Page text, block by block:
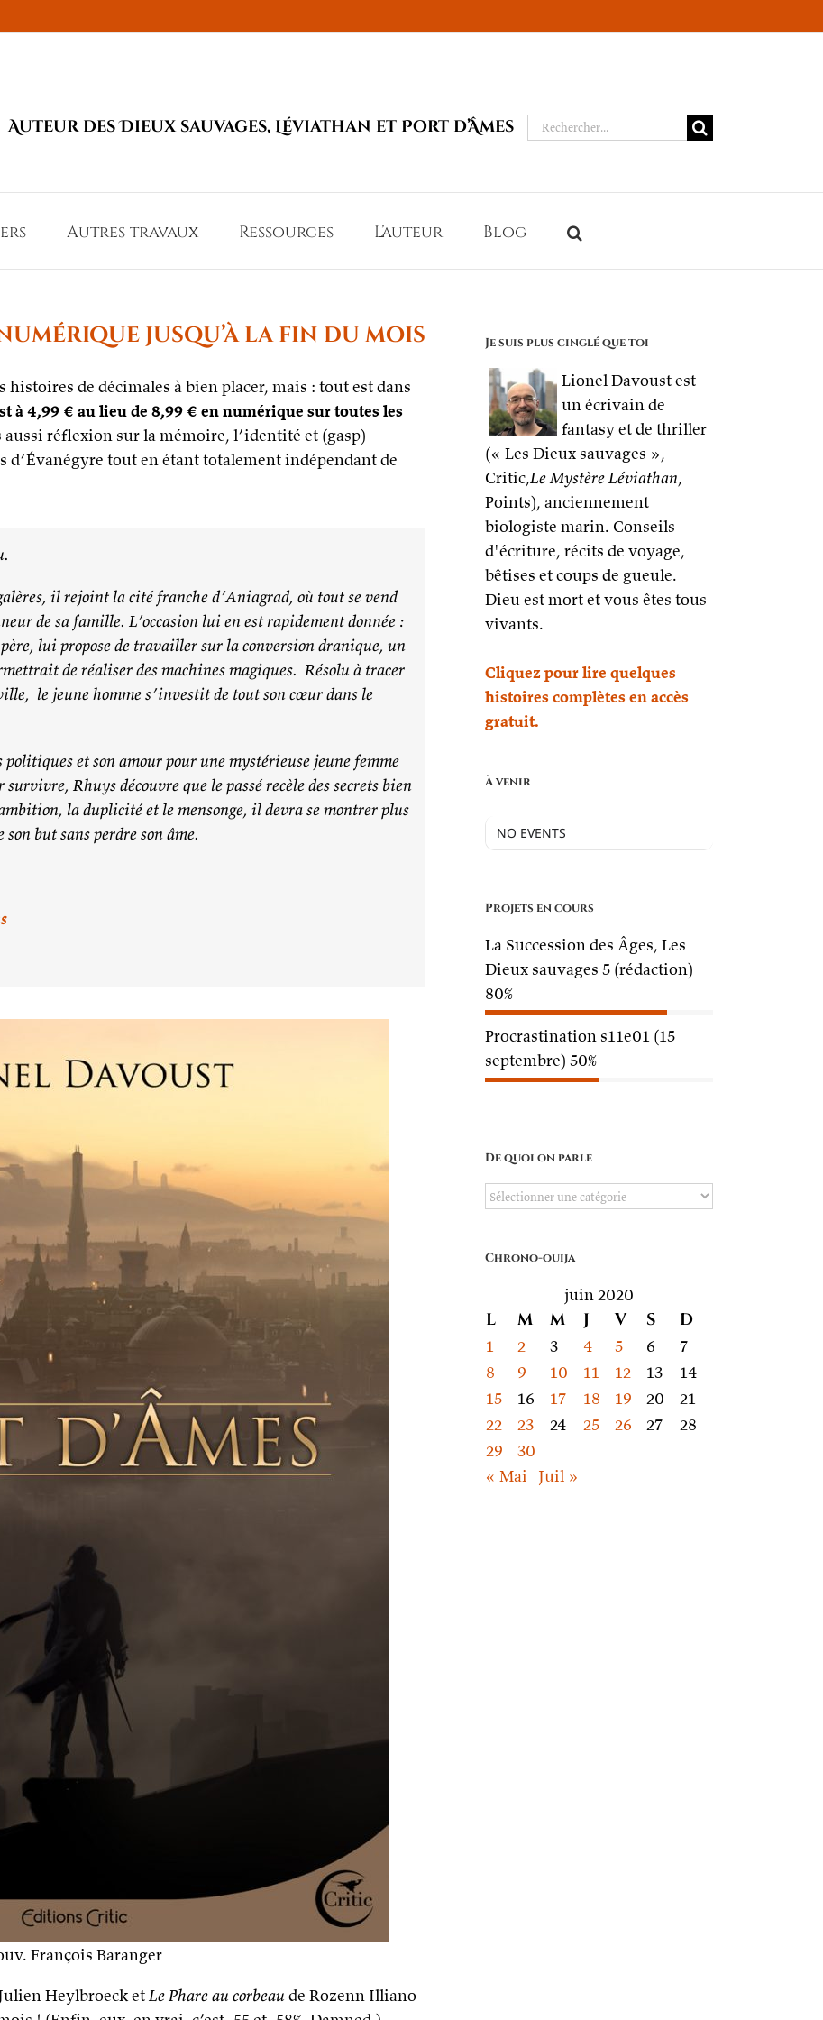
Auteur des Dieux sauvages, Léviathan et Port d’Âmes Rechercher:
Autres travaux Ressources L’auteur Blog
numérique jusqu’à la fin du mois
histoires de décimales à bien placer, mais : tout est dans
à 4,99 € au lieu de 8,99 € en numérique sur toutes les
aussi réflexion sur la mémoire, l’identité et (gasp)
d’Évanégyre tout en étant totalement indépendant de
il rejoint la cité franche d’Aniagrad, où tout se vend
de sa famille. L’occasion lui en est rapidement donnée :
lui propose de travailler sur la conversion dranique, un
de réaliser des machines magiques. Résolu à tracer
le jeune homme s’investit de tout son cœur dans le
et son amour pour une mystérieuse jeune femme
Rhuys découvre que le passé recèle des secrets bien
la duplicité et le mensonge, il devra se montrer plus
but sans perdre son âme.
François Baranger
Heylbroeck etLe Phare au corbeau de Rozenn Illiano
Je suis plus cinglé que toi
Lionel Davoust est
un écrivain de
fantasy et de thriller
(« Les Dieux sauvages »,
Critic,Le Mystère Léviathan,
Points), anciennement
biologiste marin. Conseils
d'écriture, récits de voyage,
bêtises et coups de gueule.
Dieu est mort et vous êtes tous
vivants.
Cliquez pour lire quelques
histoires complètes en accès
gratuit.
À venir
NO EVENTS
Projets en cours
La Succession des Âges, Les
Dieux sauvages 5 (rédaction)
80%
Procrastination s11e01 (15
septembre) 50%
De quoi on parle
De
parle
Chrono-ouija
juin 2020
L M M J V S D
1 2 3 4 5 6
7
8
9 10 11 12 13
14
15
16 17 18 19 20
21
22
23 24 25 26 27
28
29
30
« Mai
Juil »